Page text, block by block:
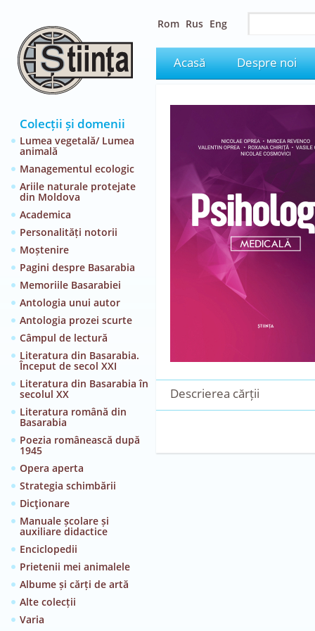
Colecții și domenii
Lumea vegetală/ Lumea
animală
Managementul ecologic
Ariile naturale protejate
din Moldova
Academica
Personalități notorii
Moștenire
Pagini despre Basarabia
Memoriile Basarabiei
Antologia unui autor
Antologia prozei scurte
Câmpul de lectură
Literatura din Basarabia.
Început de secol XXI
Literatura din Basarabia în
secolul XX
Literatura română din
Basarabia
Poezia românească după
1945
Opera aperta
Strategia schimbării
Dicţionare
Manuale școlare și
auxiliare didactice
Enciclopedii
Prietenii mei animalele
Albume și cărți de artă
Alte colecții
Varia
Rom Rus Eng
Acasă Despre noi
Descrierea cărții